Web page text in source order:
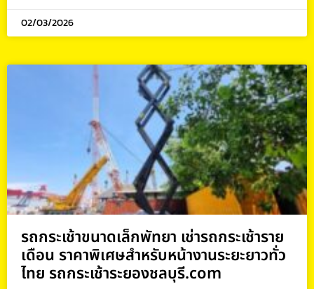
02/03/2026
รถกระเช้าขนาดเล็กพัทยา เช่ารถกระเช้าราย
เดือน ราคาพิเศษสำหรับหน้างานระยะยาวทั่ว
ไทย รถกระเช้าระยองชลบุรี.com